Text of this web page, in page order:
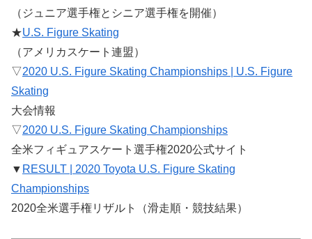
（ジュニア選手権とシニア選手権を開催）
★U.S. Figure Skating
（アメリカスケート連盟）
▽2020 U.S. Figure Skating Championships | U.S. Figure
Skating
大会情報
▽2020 U.S. Figure Skating Championships
全米フィギュアスケート選手権2020公式サイト
▼ RESULT | 2020 Toyota U.S. Figure Skating
Championships
2020全米選手権リザルト（滑走順・競技結果）